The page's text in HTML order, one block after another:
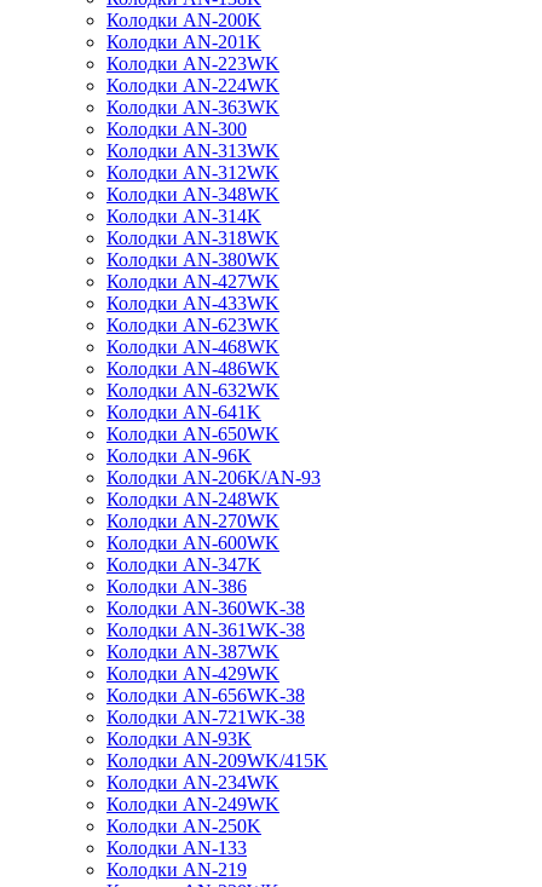
Колодки AN-200K
Колодки AN-201K
Колодки AN-223WK
Колодки AN-224WK
Колодки AN-363WK
Колодки AN-300
Колодки AN-313WK
Колодки AN-312WK
Колодки AN-348WK
Колодки AN-314K
Колодки AN-318WK
Колодки AN-380WK
Колодки AN-427WK
Колодки AN-433WK
Колодки AN-623WK
Колодки AN-468WK
Колодки AN-486WK
Колодки AN-632WK
Колодки AN-641K
Колодки AN-650WK
Колодки AN-96K
Колодки AN-206K/AN-93
Колодки AN-248WK
Колодки AN-270WK
Колодки AN-600WK
Колодки AN-347K
Колодки AN-386
Колодки AN-360WK-38
Колодки AN-361WK-38
Колодки AN-387WK
Колодки AN-429WK
Колодки AN-656WK-38
Колодки AN-721WK-38
Колодки AN-93K
Колодки AN-209WK/415K
Колодки AN-234WK
Колодки AN-249WK
Колодки AN-250K
Колодки AN-133
Колодки AN-219